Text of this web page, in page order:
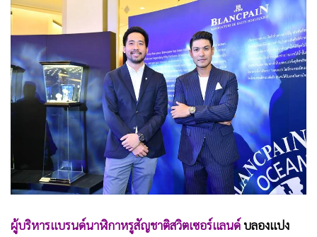
• ละคร
CbizReview
• Cyber BIZ
• ผู้จัดกวน
• Good health & Well-being
•
Green Innovation & SD
Management & HR
•
MGR Live
• Infographic
• ท่องเที่ยว
ผู้บริหารแบรนด์นาฬิกาหรูสัญชาติสวิตเซอร์แลนด์บลองแปง